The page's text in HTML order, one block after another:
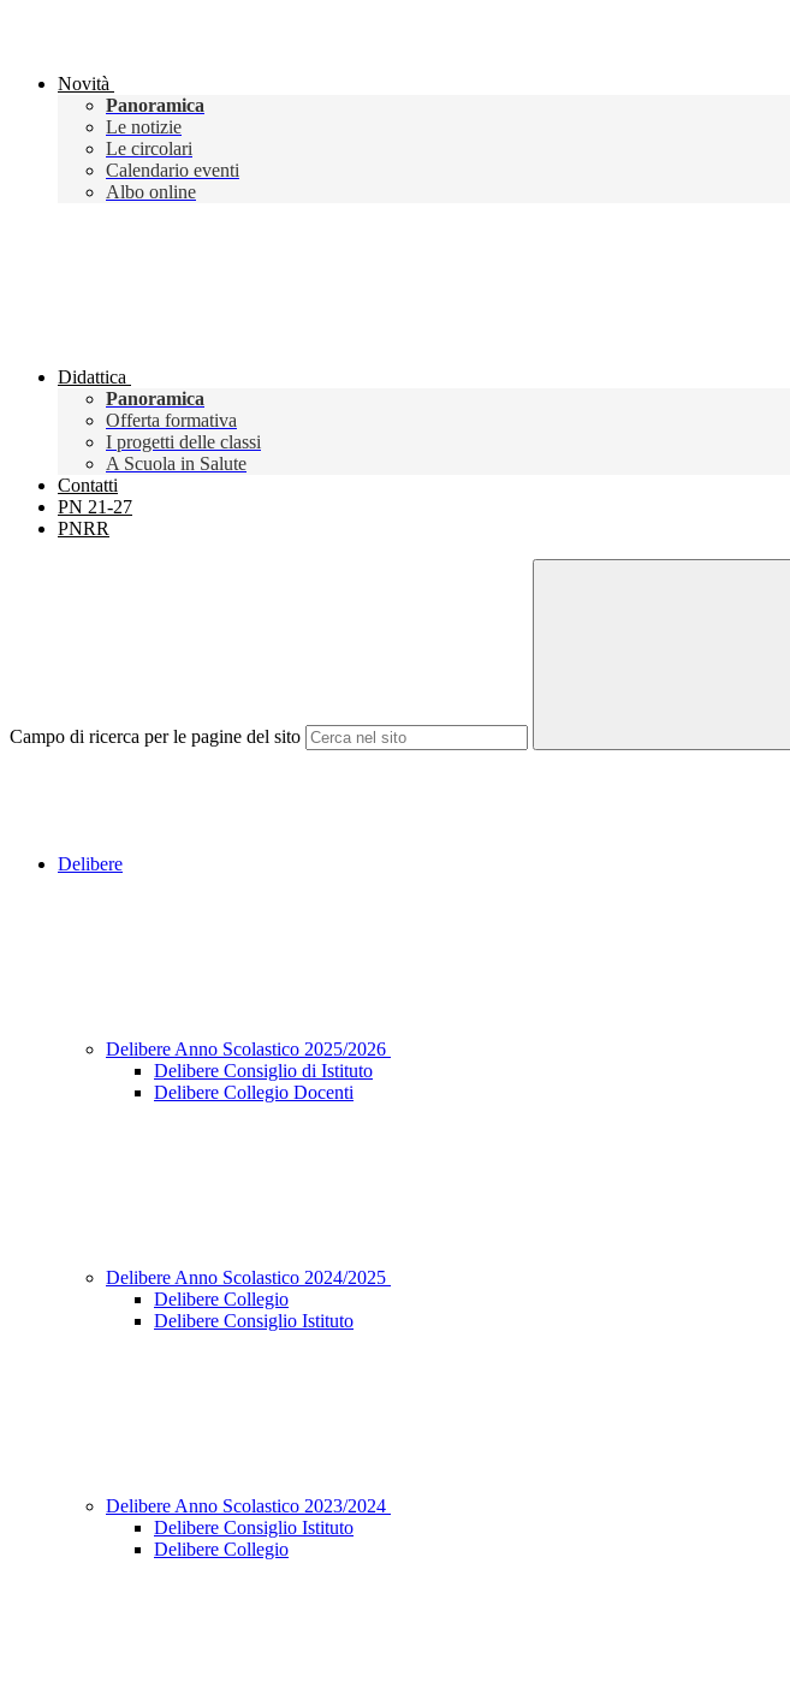
Novità
Panoramica
Le notizie
Le circolari
Calendario eventi
Albo online
Didattica
Panoramica
Offerta formativa
I progetti delle classi
A Scuola in Salute
Contatti
PN 21-27
PNRR
Campo di ricerca per le pagine del sito
Delibere
Delibere Anno Scolastico 2025/2026
Delibere Consiglio di Istituto
Delibere Collegio Docenti
Delibere Anno Scolastico 2024/2025
Delibere Collegio
Delibere Consiglio Istituto
Delibere Anno Scolastico 2023/2024
Delibere Consiglio Istituto
Delibere Collegio